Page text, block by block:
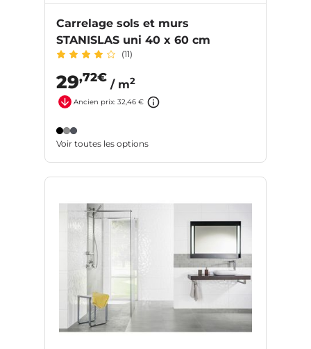
Carrelage sols et murs
STANISLAS uni 40 x 60 cm
(11)
29,72€
/ m2
Ancien prix: 32,46 €
Voir toutes les options